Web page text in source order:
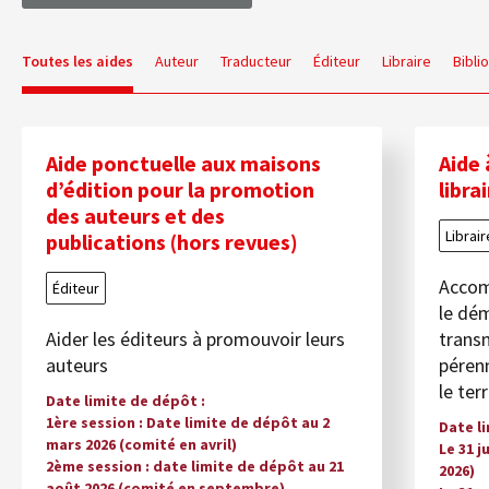
Toutes les aides Auteur Traducteur Éditeur Libraire
Aide ponctuelle aux maisons
d’édition pour la promotion
des auteurs et des
publications (hors revues)
Éditeur
Aider les éditeurs à promouvoir leurs
auteurs
Date limite de dépôt
1ère session : Date limite de dépôt au 2
mars 2026 (comité en avril)
2ème session : date limite de dépôt au 21
Aide
le
le
Date
Le 31
2026)